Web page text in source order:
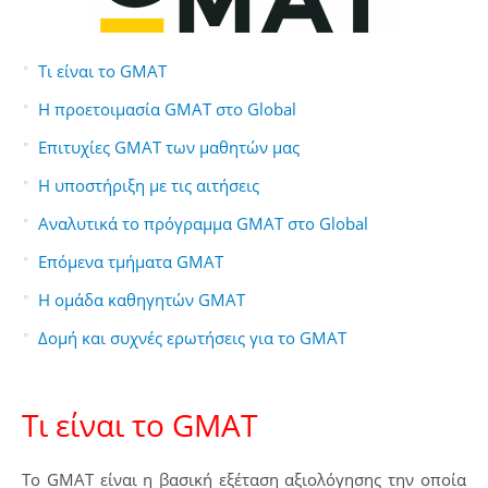
Τι είναι το GMAT
H προετοιμασία GMAT στο Global
Επιτυχίες GMAT των μαθητών μας
H υποστήριξη με τις αιτήσεις
Αναλυτικά το πρόγραμμα GMAT στο Global
Επόμενα τμήματα GMAT
Η ομάδα καθηγητών GMAT
Δομή και συχνές ερωτήσεις για το GMAT
Τι είναι το GMAT
Το GMAT είναι η βασική εξέταση αξιολόγησης την οποία